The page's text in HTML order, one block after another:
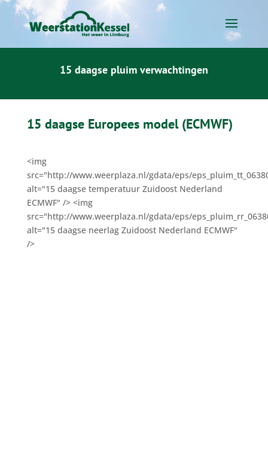
15 daagse pluim verwachtingen
15 daagse Europees model (ECMWF)
<img
src="http://www.weerplaza.nl/gdata/eps/
alt="15 daagse temperatuur Zuidoost Nederland
ECMWF" /> <img
src="http://www.weerplaza.nl/gdata/eps/
alt="15 daagse neerlag Zuidoost Nederland ECMWF"
/>